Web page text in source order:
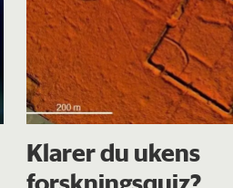
Klarer du ukens